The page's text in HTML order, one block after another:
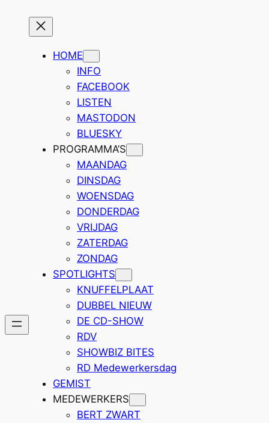
HOME
INFO
FACEBOOK
LISTEN
MASTODON
BLUESKY
PROGRAMMA’S
MAANDAG
DINSDAG
WOENSDAG
DONDERDAG
VRIJDAG
ZATERDAG
ZONDAG
SPOTLIGHTS
KNUFFELPLAAT
DUBBEL NIEUW
DE CD-SHOW
RDV
SHOWBIZ BITES
RD Medewerkersdag
GEMIST
MEDEWERKERS
BERT ZWART